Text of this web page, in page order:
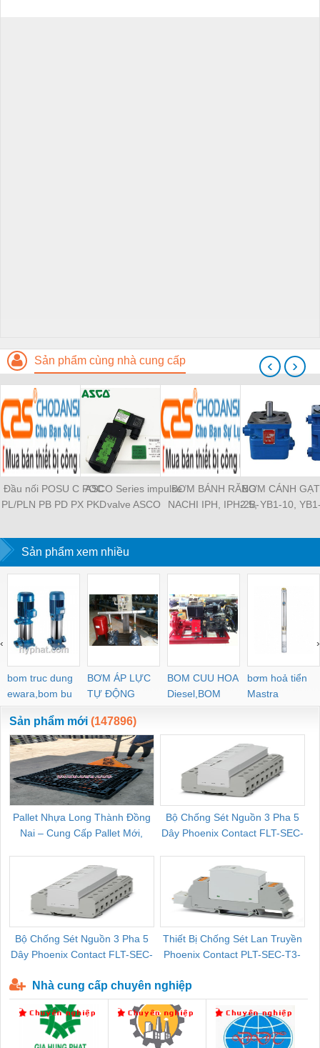
Sản phẩm cùng nhà cung cấp
Đầu nối POSU C POC
PL/PLN PB PD PX PKD
PLF PMF PTL SL SS
SCA SAFS SASF HVFS
HVSF PU PV PE PY
HVFF PLJ PYJ PP PG
PEG PW PGJ PPGJ
PYJW SL-C PC-C
POC-C PL-C
ASCO Series impulse
valve ASCO
SCG353A044 ASCO
SCG353A047 ASCO
SCG353A050 ASCO
SXE353.060
BƠM BÁNH RĂNG
NACHI IPH, IPH-2B-
IPH-2A-5-11, IPH-5A-
IPH-5B-50-LT-11, IPH-
100-L-11, IPH-5A-40-
11
BƠM CÁNH
2.5, YB1-10,
100/16 YB1-
YB1-40/12 YB1-
‹ ›
Sản phẩm xem nhiều
bom truc dung
ewara,bom bu
ewara
BƠM ÁP LỰC
TỰ ĐỘNG
BOM CUU HOA
Diesel,BOM
CHUA CHAY
bơm hoả tiển
Mastra
‹ ›
Sản phẩm mới (147896)
Pallet Nhựa Long Thành Đồng
Nai – Cung Cấp Pallet Mới,
Bộ Chống Sét Nguồn 3 Pha 5
Dây Phoenix Contact FLT-SEC-
Bộ Chống Sét Nguồn 3 Pha 5
Dây Phoenix Contact FLT-SEC-
Thiết Bị Chống Sét Lan Truyền
Phoenix Contact PLT-SEC-T3-
Nhà cung cấp chuyên nghiệp